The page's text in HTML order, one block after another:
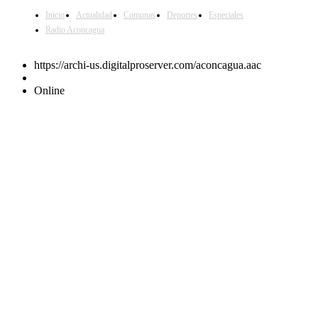
Inicio Actualidad Comunas Deportes
Especiales
Radio Aconcagua
https://archi-us.digitalproserver.com/aconcagua.aac
Online